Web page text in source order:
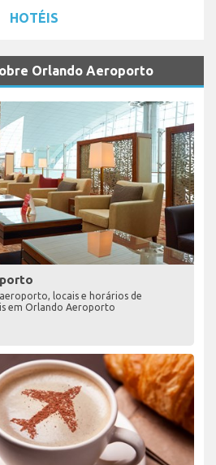
HOTÉIS
Orlando Aeroporto
locais e horários de
em Orlando Aeroporto